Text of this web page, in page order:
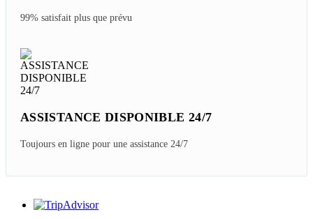
EXPERT LOCAL VOYAGE
PERSONNALISÉ
Voyage sur mesure au prix d'origine